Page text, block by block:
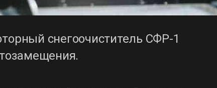
снегоочиститель СФР-1